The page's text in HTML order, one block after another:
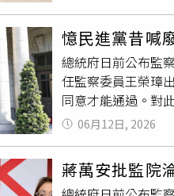
指出，今年4月國
憶民進黨昔喊
總統府日前公布監
任監察委員王榮璋
同意才能通過。對
張，呼籲國民黨與
心，同時替民進
正副院長及29名
個都不要給過」，
06月12日, 2026
蔣萬安批監院